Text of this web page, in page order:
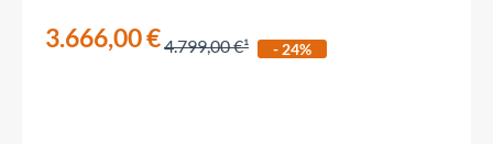
3.666,00 €4.799,00 € - 24%